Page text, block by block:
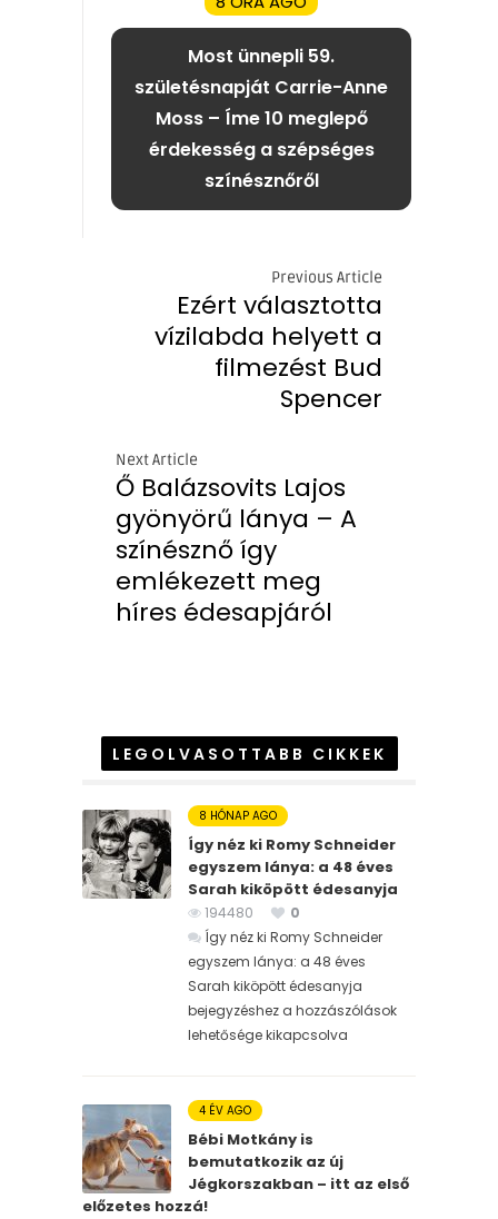
Most ünnepli 59.
születésnapját Carrie-Anne
Moss – Íme 10 meglepő
érdekesség a szépséges
színésznőről
Previous Article
Ezért választotta
vízilabda helyett a
filmezést Bud
Spencer
Next Article
Ő Balázsovits Lajos
gyönyörű lánya – A
színésznő így
emlékezett meg
híres édesapjáról
LEGOLVASOTTABB CIKKEK
8 HÓNAP AGO
Így néz ki Romy Schneider
egyszem lánya: a 48 éves
Sarah kiköpött édesanyja
194480
0
Így néz ki Romy Schneider
egyszem lánya: a 48 éves
Sarah kiköpött édesanyja
bejegyzéshez a hozzászólások
lehetősége kikapcsolva
4 ÉV AGO
Bébi Motkány is
bemutatkozik az új
Jégkorszakban – itt az első
előzetes hozzá!